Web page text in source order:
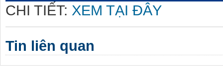
CHI TIẾT: XEM TẠI ĐÂY
Tin liên quan